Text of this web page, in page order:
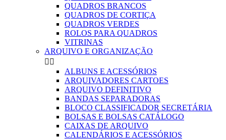
QUADROS BRANCOS
QUADROS DE CORTIÇA
QUADROS VERDES
ROLOS PARA QUADROS
VITRINAS
ARQUIVO E ORGANIZAÇÃO
 
ALBUNS E ACESSÓRIOS
ARQUIVADORES CARTOES
ARQUIVO DEFINITIVO
BANDAS SEPARADORAS
BLOCO CLASSIFICADOR SECRETÁRIA
BOLSAS E BOLSAS CATÁLOGO
CAIXAS DE ARQUIVO
CALENDÁRIOS E ACESSÓRIOS